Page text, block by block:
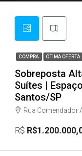
COMPRA ÓTIMA OFERTA
Sobreposta
Suítes |
Santos/SP
Rua Comendador Alfaia
R$